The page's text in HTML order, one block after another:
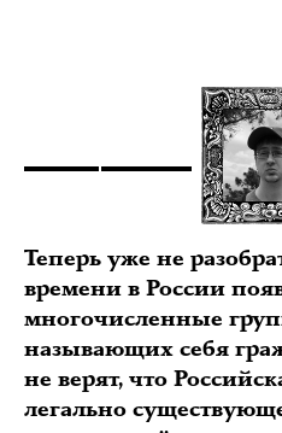
Теперь уже не
времени в России
многочисленные
называющих себя
не верят, что
легально